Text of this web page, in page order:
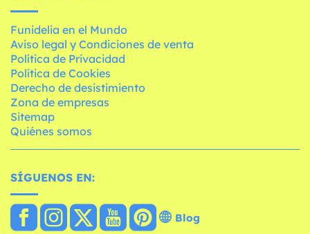
Funidelia en el Mundo
Aviso legal y Condiciones de venta
Política de Privacidad
Política de Cookies
Derecho de desistimiento
Zona de empresas
Sitemap
Quiénes somos
SÍGUENOS EN:
Blog